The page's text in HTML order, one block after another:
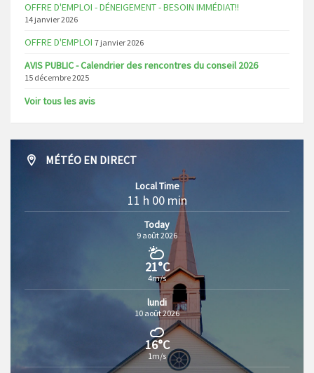
OFFRE D'EMPLOI - DÉNEIGEMENT - BESOIN IMMÉDIAT!!
14 janvier 2026
OFFRE D'EMPLOI 7 janvier 2026
AVIS PUBLIC - Calendrier des rencontres du conseil 2026
15 décembre 2025
Voir tous les avis
MÉTÉO EN DIRECT
Local Time
11 h 00 min
Today
9 août 2026
21°C
4m/s
lundi
10 août 2026
16°C
1m/s